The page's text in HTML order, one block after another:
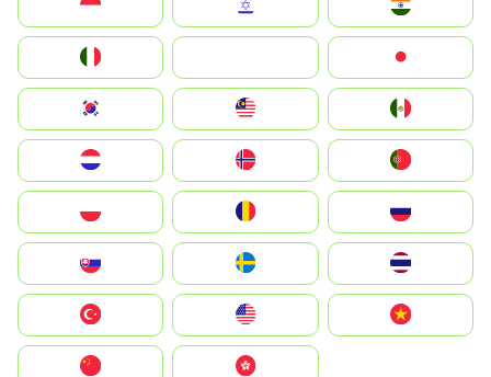
South Korea
United States
中國香港特別行政區